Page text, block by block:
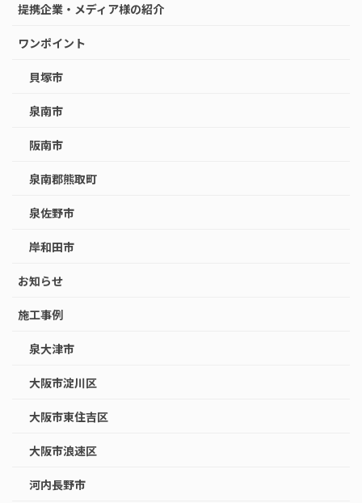
提携企業・メディア様の紹介
ワンポイント
貝塚市
泉南市
阪南市
泉南郡熊取町
泉佐野市
岸和田市
お知らせ
施工事例
泉大津市
大阪市淀川区
大阪市東住吉区
大阪市浪速区
河内長野市